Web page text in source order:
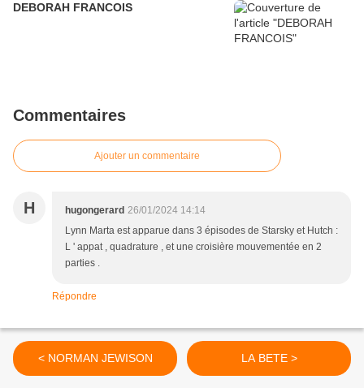
DEBORAH FRANCOIS
Commentaires
Ajouter un commentaire
H hugongerard 26/01/2024 14:14
Lynn Marta est apparue dans 3 épisodes de Starsky et Hutch :
L ' appat , quadrature , et une croisière mouvementée en 2
parties .
Répondre
< NORMAN JEWISON LA BETE >